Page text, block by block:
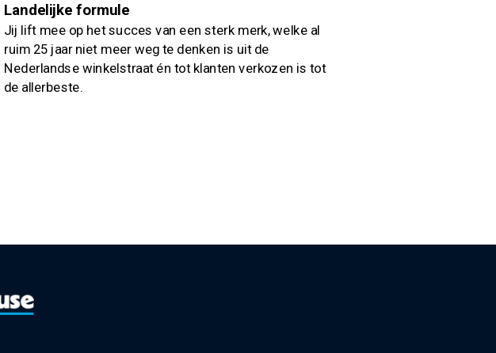
Jij lift mee op het succes van een sterk merk, welke al
ruim 25 jaar niet meer weg te denken is uit de
Nederlandse winkelstraat én tot klanten verkozen is tot
de allerbeste.
Landelijke formule